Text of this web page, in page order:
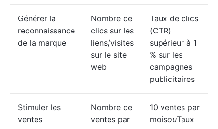
Générer la
reconnaissance
de la marque
Nombre de
clics sur les
liens/visites
sur le site
web
Taux de clics
(CTR)
supérieur à 1
% sur les
campagnes
publicitaires
Stimuler les
ventes
Nombre de
ventes par
10 ventes par
moisouTaux